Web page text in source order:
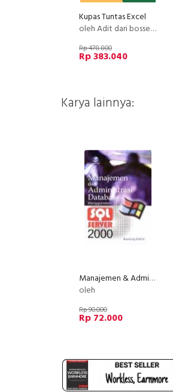
Kupas Tuntas Excel
oleh Adit dari bossexcel
Rp 478.800
Rp 383.040
Karya lainnya:
Manajemen & Administrasi Database Menggunakan SQL Server 2000
oleh
Rp 90.000
Rp 72.000